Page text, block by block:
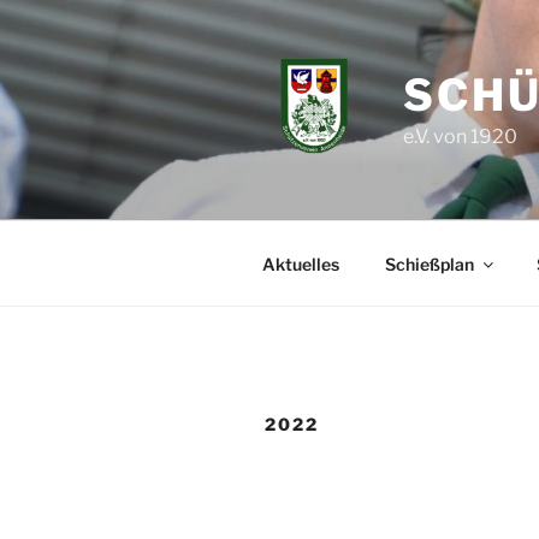
Zum
Inhalt
springen
e.V. von 1920
Aktuelles Schießplan
2022